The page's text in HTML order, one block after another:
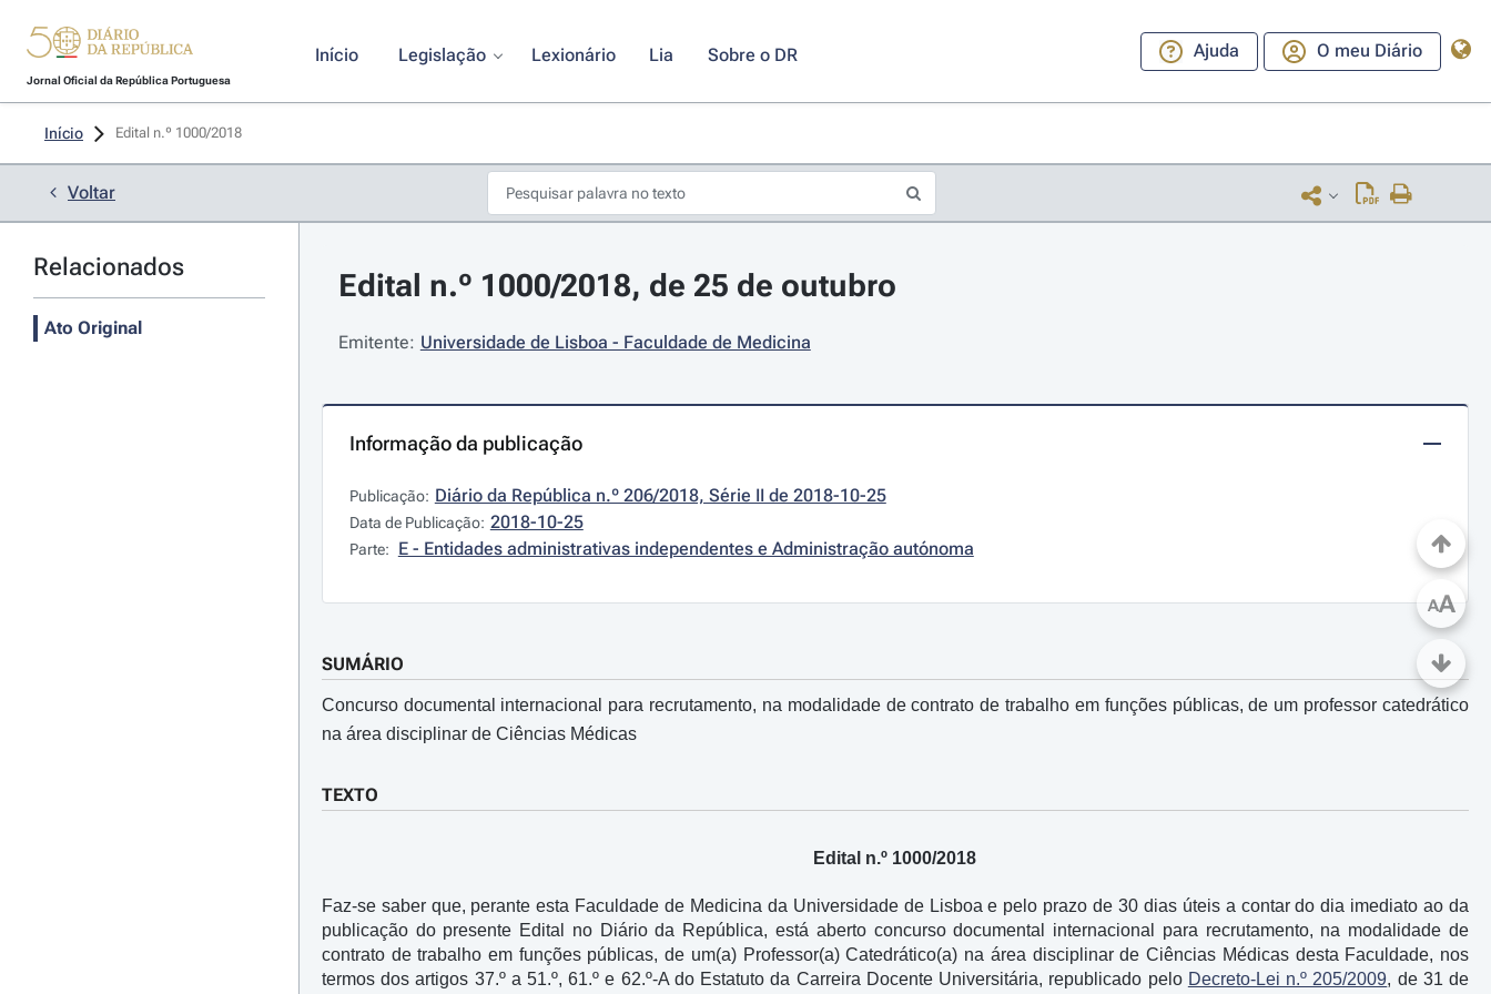
Jornal Oficial da República Portuguesa
Início Legislação Lexionário Lia Sobre o DR Ajuda O meu Diário
Início Edital n.º 1000/2018
Voltar
Relacionados
Ato Original
Edital n.º 1000/2018, de 25 de outubro
Emitente: Universidade de Lisboa - Faculdade de Medicina
Informação da publicação
Publicação: Diário da República n.º 206/2018, Série II de 2018-10-25
Data de Publicação: 2018-10-25
Parte: E - Entidades administrativas independentes e Administração autónoma
SUMÁRIO
Concurso documental internacional para recrutamento, na modalidade de contrato de trabalho em funções públicas, de um professor catedrático
na área disciplinar de Ciências Médicas
TEXTO
Edital n.º 1000/2018
Faz-se saber que, perante esta Faculdade de Medicina da Universidade de Lisboa e pelo prazo de 30 dias úteis a contar do dia imediato ao da
publicação do presente Edital no Diário da República, está aberto concurso documental internacional para recrutamento, na modalidade de
contrato de trabalho em funções públicas, de um(a) Professor(a) Catedrático(a) na área disciplinar de Ciências Médicas desta Faculdade, nos
termos dos artigos 37.º a 51.º, 61.º e 62.º-A do Estatuto da Carreira Docente Universitária, republicado pelo Decreto-Lei n.º 205/2009, de 31 de
AA